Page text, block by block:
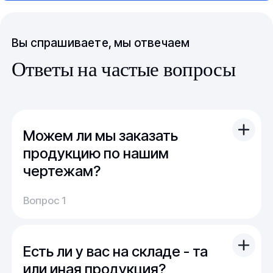
Вы спрашиваете, мы отвечаем
Ответы на частые вопросы
Можем ли мы заказать
продукцию по нашим
чертежам?
Вы можете отправить свой чертеж/проект
(в т.ч. примерный) с техническим заданием.
Мы можем изготовить для вас как мелкую
продукцию (метизы, точеные отводы,
Вопрос 1
Есть ли у вас на складе - та
или иная продукция?